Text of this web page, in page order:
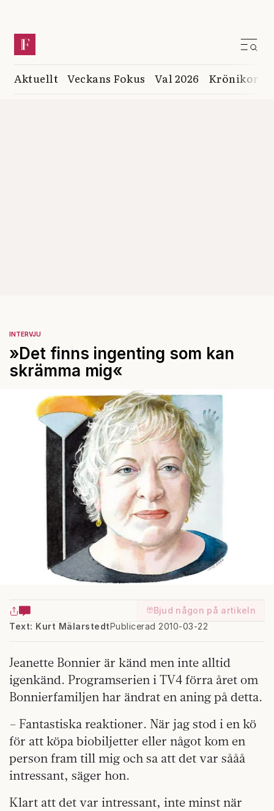
Aktuellt Veckans Fokus Val 2026 Krönikor
INTERVJU
»Det finns ingenting som kan
skrämma mig«
Bjud någon på artikeln
Text: Kurt MälarstedtPublicerad 2010-03-22
Jeanette Bonnier är känd men inte alltid
igenkänd. Programserien i TV4 förra året om
Bonnierfamiljen har ändrat en aning på detta.
– Fantastiska reaktioner. När jag stod i en kö
för att köpa biobiljetter eller något kom en
person fram till mig och sa att det var sååå
intressant, säger hon.
Klart att det var intressant, inte minst när